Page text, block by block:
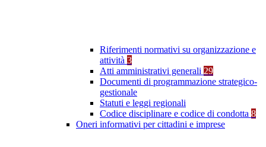
Riferimenti normativi su organizzazione e
attività 3
Atti amministrativi generali 29
Documenti di programmazione strategico-
gestionale
Statuti e leggi regionali
Codice disciplinare e codice di condotta 8
Oneri informativi per cittadini e imprese